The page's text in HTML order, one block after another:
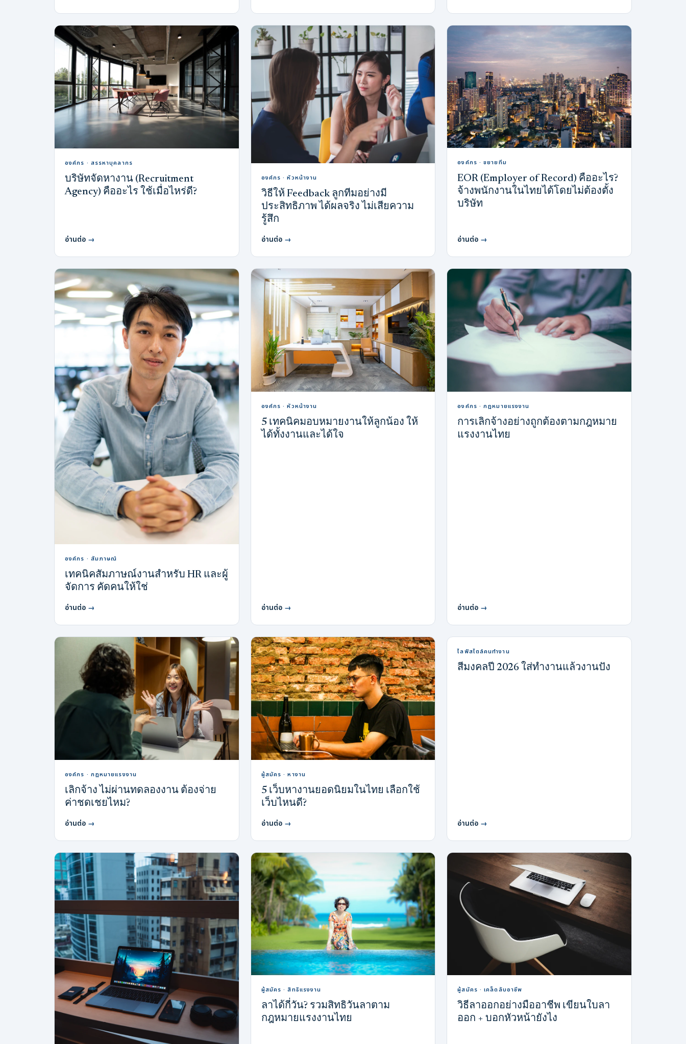
องค์กร · สรรหาบุคลากร
บริษัทจัดหางาน (Recruitment
Agency) คืออะไร ใช้เมื่อไหร่ดี?
อ่านต่อ →
องค์กร · หัวหน้างาน
วิธีให้ Feedback ลูกทีมอย่างมี
ประสิทธิภาพ ได้ผลจริง ไม่เสียความ
รู้สึก
อ่านต่อ →
องค์กร · ขยายทีม
EOR (Employer of Record) คืออะไร?
จ้างพนักงานในไทยได้โดยไม่ต้องตั้ง
บริษัท
อ่านต่อ →
องค์กร · สัมภาษณ์
เทคนิคสัมภาษณ์งานสำหรับ HR และผู้
จัดการ คัดคนให้ใช่
อ่านต่อ →
องค์กร · หัวหน้างาน
5 เทคนิคมอบหมายงานให้ลูกน้อง ให้
ได้ทั้งงานและได้ใจ
อ่านต่อ →
องค์กร · กฎหมายแรงงาน
การเลิกจ้างอย่างถูกต้องตามกฎหมาย
แรงงานไทย
อ่านต่อ →
องค์กร · กฎหมายแรงงาน
เลิกจ้าง ไม่ผ่านทดลองงาน ต้องจ่าย
ค่าชดเชยไหม?
อ่านต่อ →
ผู้สมัคร · หางาน
5 เว็บหางานยอดนิยมในไทย เลือกใช้
เว็บไหนดี?
อ่านต่อ →
ไลฟ์สไตล์คนทำงาน
สีมงคลปี 2026 ใส่ทำงานแล้วงานปัง
อ่านต่อ →
ผู้สมัคร · สิทธิแรงงาน
ลาได้กี่วัน? รวมสิทธิวันลาตาม
กฎหมายแรงงานไทย
ผู้สมัคร · เคล็ดลับอาชีพ
วิธีลาออกอย่างมืออาชีพ เขียนใบลา
ออก + บอกหัวหน้ายังไง